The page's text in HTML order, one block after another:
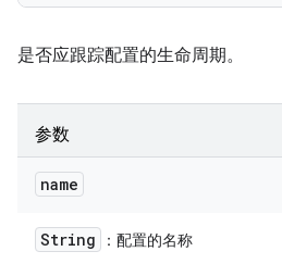
是否应跟踪配置的生命周期。
参数
name
String ：配置的名称